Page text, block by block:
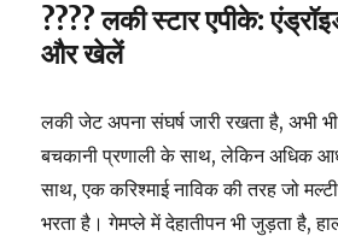
???? लकी स्टार एपीके:
और खेलें
लकी जेट अपना संघर्ष जारी रखता है, अभी
बचकानी प्रणाली के साथ, लेकिन अधिक
साथ, एक करिश्माई नाविक की तरह जो
भरता है। गेमप्ले में देहातीपन भी जुड़ता है,